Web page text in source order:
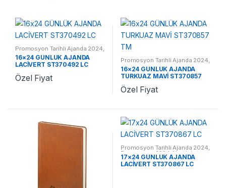
Promosyon Tarihli Ajanda 2024
Promosyon 2024 Ajandalar
16×24 GÜNLÜK AJANDA
LACİVERT ST370492 LC
Özel Fiyat
Promosyon Tarihli Ajanda 2024
Promosyon 2024 Ajandalar
16×24 GÜNLÜK AJANDA
TURKUAZ MAVİ ST370857
TM
Özel Fiyat
Promosyon Tarihli Ajanda 2024,
Promosyon 2024 Ajandalar
17×24 GÜNLÜK AJANDA
LACİVERT ST370867 LC